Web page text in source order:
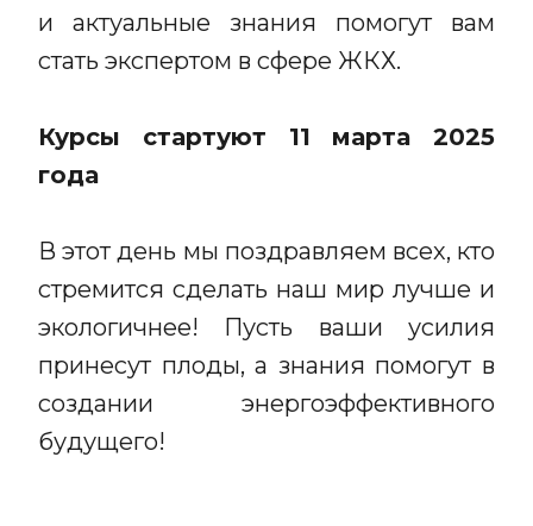
и актуальные знания помогут вам
стать экспертом в сфере ЖКХ.
Курсы стартуют 11 марта 2025
года
В этот день мы поздравляем всех, кто
стремится сделать наш мир лучше и
экологичнее! Пусть ваши усилия
принесут плоды, а знания помогут в
создании энергоэффективного
будущего!